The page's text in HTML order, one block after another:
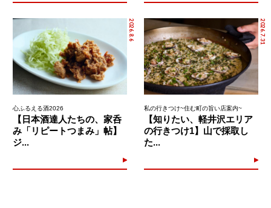
2026.8.6
心ふるえる酒2026
【日本酒達人たちの、家呑
み「リピートつまみ」帖】
ジ...
2026.7.31
私の行きつけ~住む町の旨い店案内~
【知りたい、軽井沢エリア
の行きつけ1】山で採取し
た...